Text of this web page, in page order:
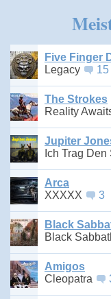
Five Finger
Legacy
15
The Strokes
Reality
Jupiter
Ich Trag
Arca
XXXXX
3
Black
Black
Amigos
Cleopatra